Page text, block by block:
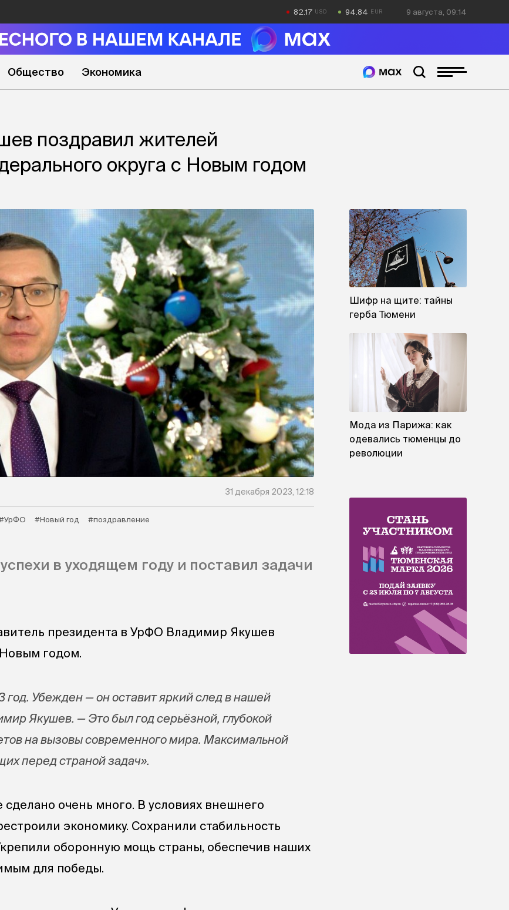
82.17 94.84 9 августа, 09:14
Общество Экономика
поздравил жителей
округа с Новым годом
31 декабря 2023, 12:18
#Новый год #поздравление
в уходящем году и поставил задачи
президента в УрФО Владимир Якушев
годом.
год. Убежден — он оставит яркий след в нашей
Якушев. — Это был год серьёзной, глубокой
на вызовы современного мира. Максимальной
перед страной задач».
очень много. В условиях внешнего
экономику. Сохранили стабильность
оборонную мощь страны, обеспечив наших
для победы.
Шифр на щите: тайны
герба Тюмени
Мода из Парижа: как
одевались тюменцы до
революции